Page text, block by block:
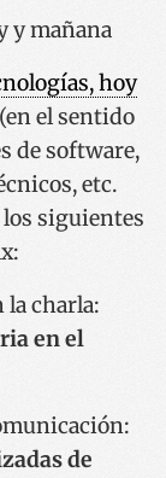
hoy
el sentido
de software,
etc.
siguientes
la charla:
en el
de